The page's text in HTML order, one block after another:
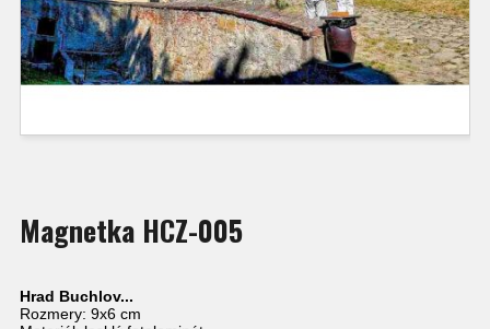
Magnetka HCZ-005
Hrad Buchlov...
Rozmery: 9x6 cm